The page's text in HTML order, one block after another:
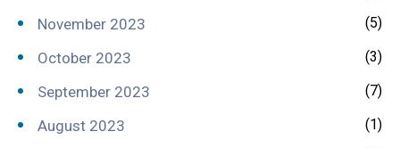
November 2023 (5)
October 2023 (3)
September 2023 (7)
August 2023 (1)